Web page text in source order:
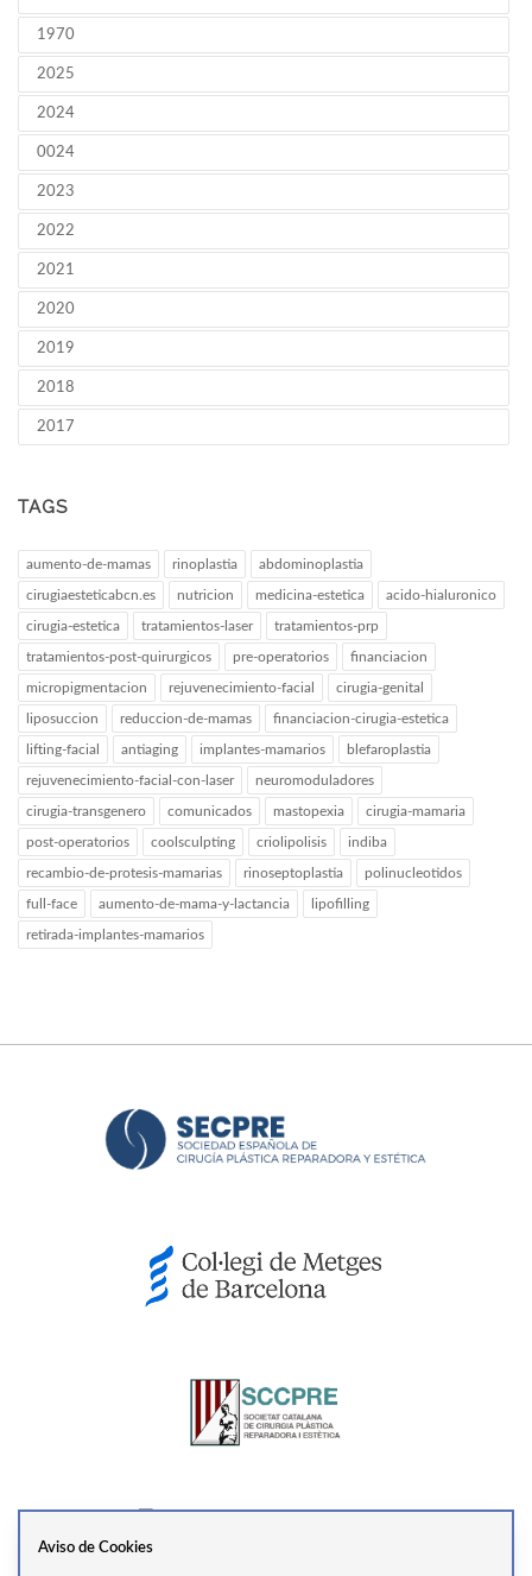
1970
2025
2024
0024
2023
2022
2021
2020
2019
2018
2017
TAGS
aumento-de-mamas rinoplastia abdominoplastia
cirugiaesteticabcn.es nutricion medicina-estetica acido-hialuronico
cirugia-estetica tratamientos-laser tratamientos-prp
tratamientos-post-quirurgicos pre-operatorios financiacion
micropigmentacion rejuvenecimiento-facial cirugia-genital
liposuccion reduccion-de-mamas financiacion-cirugia-estetica
lifting-facial antiaging implantes-mamarios blefaroplastia
rejuvenecimiento-facial-con-laser neuromoduladores
cirugia-transgenero comunicados mastopexia cirugia-mamaria
post-operatorios coolsculpting criolipolisis indiba
recambio-de-protesis-mamarias rinoseptoplastia polinucleotidos
full-face aumento-de-mama-y-lactancia lipofilling
retirada-implantes-mamarios
Aviso de Cookies